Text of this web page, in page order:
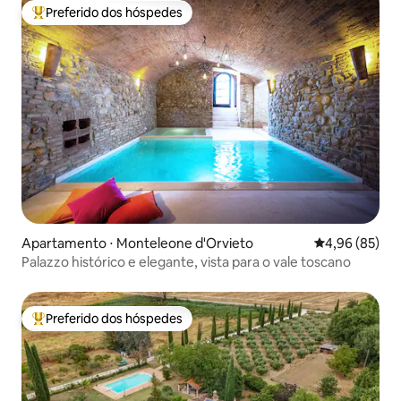
Entre os melhores preferidos dos hóspedes
Preferido dos hóspedes
Apartamento ⋅ Monteleone d'Orvieto 4,96 de uma
4,96 (85)
Palazzo histórico e elegante, vista para o vale toscano
Entre os melhores preferidos dos hóspedes
Preferido dos hóspedes